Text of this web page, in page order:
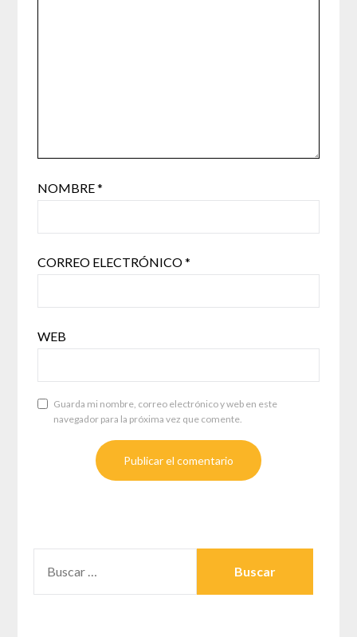
NOMBRE*
CORREO ELECTRÓNICO*
WEB
Guarda mi nombre, correo electrónico y web en este
navegador para la próxima vez que comente.